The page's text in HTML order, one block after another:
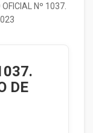
OFICIAL Nº 1037.
DE